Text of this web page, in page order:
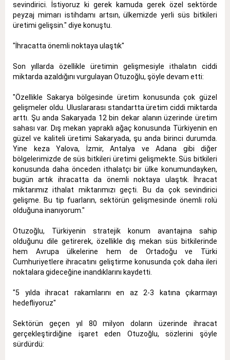
sevindirici. İstiyoruz ki gerek kamuda gerek özel sektörde
peyzaj mimarı istihdamı artsın, ülkemizde yerli süs bitkileri
üretimi gelişsin." diye konuştu.
"İhracatta önemli noktaya ulaştık"
Son yıllarda özellikle üretimin gelişmesiyle ithalatın ciddi
miktarda azaldığını vurgulayan Otuzoğlu, şöyle devam etti:
"Özellikle Sakarya bölgesinde üretim konusunda çok güzel
gelişmeler oldu. Uluslararası standartta üretim ciddi miktarda
arttı. Şu anda Sakaryada 12 bin dekar alanın üzerinde üretim
sahası var. Dış mekan yapraklı ağaç konusunda Türkiyenin en
güzel ve kaliteli üretimi Sakaryada, şu anda birinci durumda.
Yine keza Yalova, İzmir, Antalya ve Adana gibi diğer
bölgelerimizde de süs bitkileri üretimi gelişmekte. Süs bitkileri
konusunda daha önceden ithalatçı bir ülke konumundayken,
bugün artık ihracatta da önemli noktaya ulaştık. İhracat
miktarımız ithalat miktarımızı geçti. Bu da çok sevindirici
gelişme. Bu tip fuarların, sektörün gelişmesinde önemli rolü
olduğuna inanıyorum."
Otuzoğlu, Türkiyenin stratejik konum avantajına sahip
olduğunu dile getirerek, özellikle dış mekan süs bitkilerinde
hem Avrupa ülkelerine hem de Ortadoğu ve Türki
Cumhuriyetlere ihracatını geliştirme konusunda çok daha ileri
noktalara gideceğine inandıklarını kaydetti.
"5 yılda ihracat rakamlarını en az 2-3 katına çıkarmayı
hedefliyoruz"
Sektörün geçen yıl 80 milyon doların üzerinde ihracat
gerçekleştirdiğine işaret eden Otuzoğlu, sözlerini şöyle
sürdürdü: